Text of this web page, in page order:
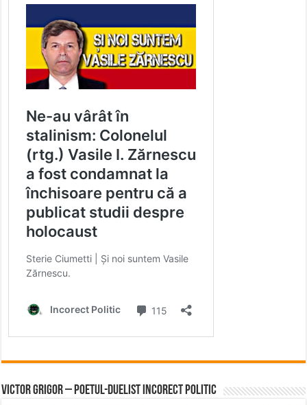
Victor Grigor – Poetul-Duelist Incorect Politic